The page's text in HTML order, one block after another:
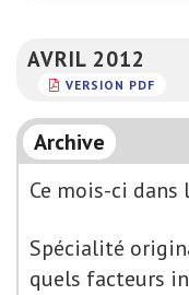
AVRIL 2012
VERSION PDF
Archive
Ce mois-ci dans
Spécialité
quels facteurs